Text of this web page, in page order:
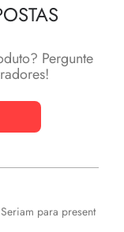
Pergunte
para present